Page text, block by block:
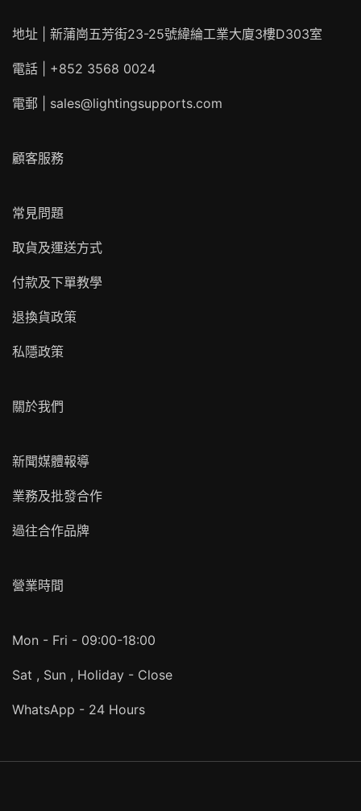
地址 | 新蒲崗五芳街23-25號緯綸工業大廈3樓D303室
電話 | +852 3568 0024
電郵 | sales@lightingsupports.com
顧客服務
常見問題
取貨及運送方式
付款及下單教學
退換貨政策
私隱政策
關於我們
新聞媒體報導
業務及批發合作
過往合作品牌
營業時間
Mon - Fri - 09:00-18:00
Sat , Sun , Holiday - Close
WhatsApp - 24 Hours